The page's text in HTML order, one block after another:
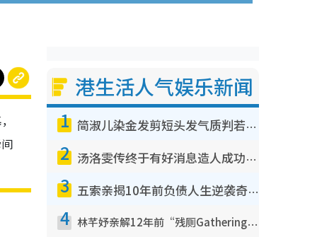
港生活人气娱乐新闻
1 简淑儿染金发剪短头发气质判若两人！吓坏老公麦大力都认不出：“你做什么？”
2 汤洛雯传终于有好消息造人成功！两大细节曝孕味极浓引猜测：大肚婆先会咁！
3 五索亲揭10年前负债人生逆袭奇迹！全靠去一地方转运后即遇上马先生
4 林芊妤亲解12年前“残厕Gathering”真相！高层解约一句话重创尊严，至今拒返TVB